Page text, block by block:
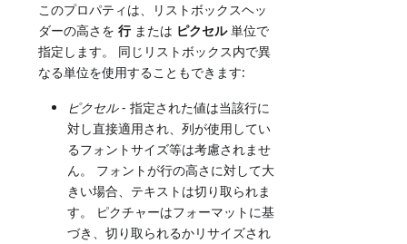
このプロパティは、リストボックスヘッ
ダーの高さを行または ピクセル単位で
指定します。 同じリストボックス内で異
なる単位を使用することもできます:
ピクセル- 指定された値は当該行に
対し直接適用され、列が使用してい
るフォントサイズ等は考慮されませ
ん。 フォントが行の高さに対して大
きい場合、テキストは切り取られま
す。 ピクチャーはフォーマットに基
づき、切り取られるかリサイズされ